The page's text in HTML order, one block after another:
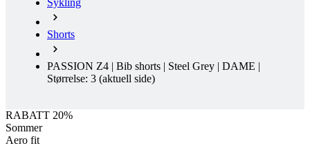
PASSION Z4 | Bib shorts | Steel Grey | DAME |
Størrelse: 3
RABATT 20%
Sommer
Rabatt RABATT 20%
Clearance
Sommer